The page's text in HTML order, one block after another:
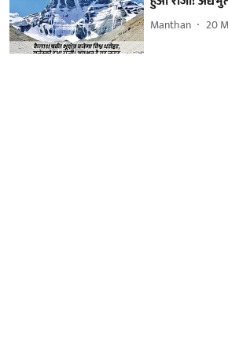
Manthan 20